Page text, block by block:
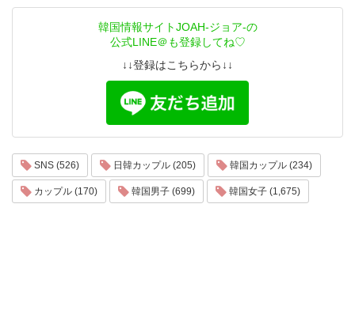
韓国情報サイトJOAH-ジョア-の
公式LINE＠も登録してね♡
↓↓登録はこちらから↓↓
SNS (526) 日韓カップル (205) 韓国カップル (234)
カップル (170) 韓国男子 (699) 韓国女子 (1,675)